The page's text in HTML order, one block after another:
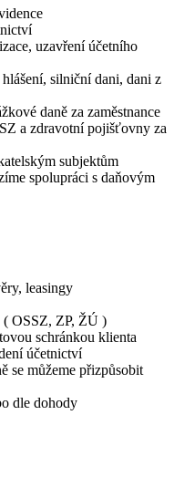
uzavření účetního
silniční dani, dani z
daně za zaměstnance
a zdravotní pojišťovny za
subjektům
spolupráci s daňovým
leasingy
( OSSZ, ZP, ŽÚ )
schránkou klienta
účetnictví
se můžeme přizpůsobit
dle dohody